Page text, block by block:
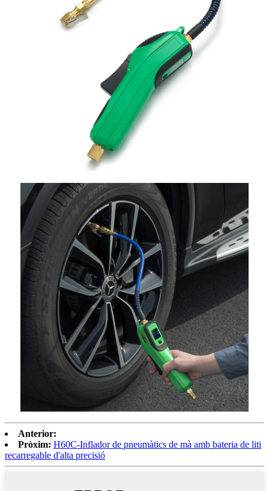
Anterior:
Pròxim: H60C-Inflador de pneumàtics de mà amb bateria de liti
recarregable d'alta precisió